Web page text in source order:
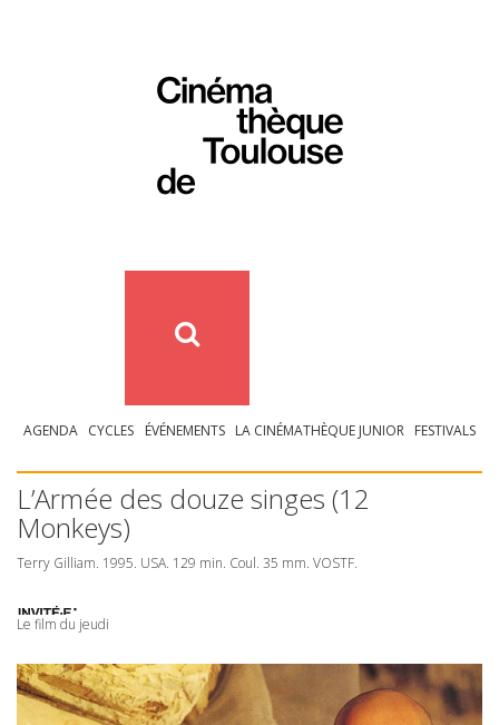
AGENDA CYCLES ÉVÉNEMENTS LA CINÉMATHÈQUE JUNIOR FESTIVALS
L’Armée des douze singes (12
Monkeys)
Terry Gilliam. 1995. USA. 129 min. Coul. 35 mm. VOSTF.
Le film du jeudi